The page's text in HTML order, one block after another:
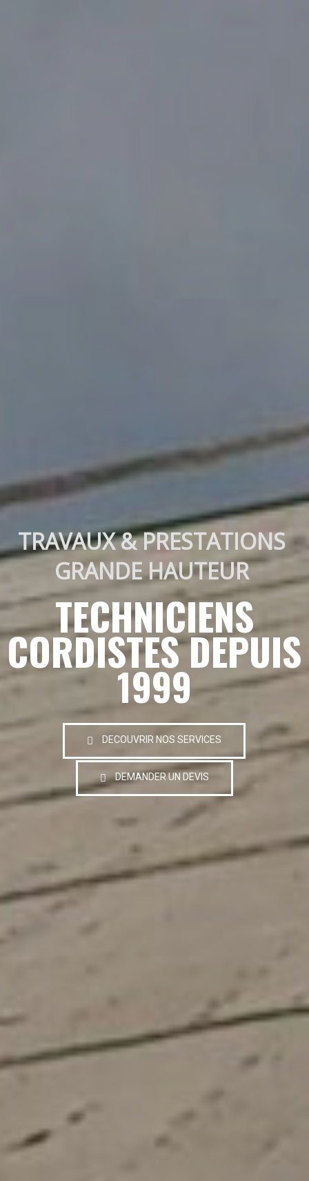
TRAVAUX & PRESTATIONS
GRANDE HAUTEUR
TECHNICIENS
CORDISTES DEPUIS
1999
DECOUVRIR NOS SERVICES
DEMANDER UN DEVIS